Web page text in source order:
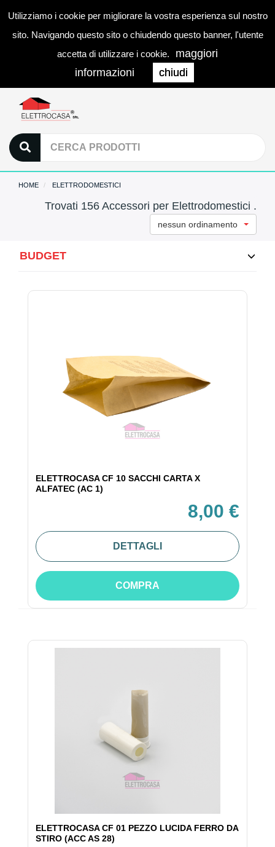
Utilizziamo i cookie per migliorare la vostra esperienza sul nostro
sito. Navigando questo sito o chiudendo questo banner, l'utente
accetta di utilizzare i cookie.
maggiori
informazioni
chiudi
0
HOME ELETTRODOMESTICI
Trovati 156 Accessori per Elettrodomestici .
nessun ordinamento
BUDGET
ELETTROCASA CF 10 SACCHI CARTA X
ALFATEC (AC 1)
8,00 €
DETTAGLI
COMPRA
ELETTROCASA CF 01 PEZZO LUCIDA FERRO DA
STIRO (ACC AS 28)